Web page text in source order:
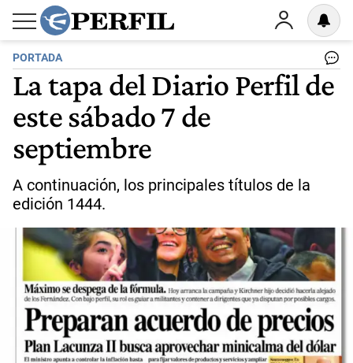
PORTADA
La tapa del Diario Perfil de
este sábado 7 de
septiembre
A continuación, los principales títulos de la
edición 1444.